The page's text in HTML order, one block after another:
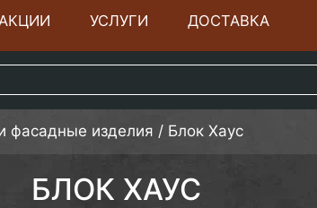
УСЛУГИ ДОСТАВКА
фасадные изделия / Блок Хаус
БЛОК ХАУС